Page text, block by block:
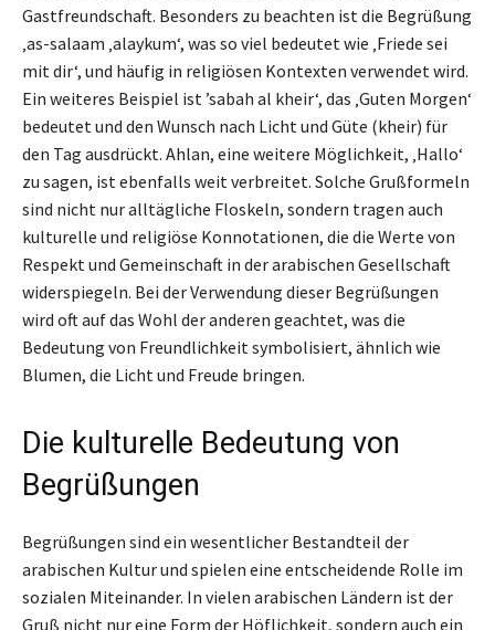
Gastfreundschaft. Besonders zu beachten ist die Begrüßung
‚as-salaam ‚alaykum‘, was so viel bedeutet wie ‚Friede sei
mit dir‘, und häufig in religiösen Kontexten verwendet wird.
Ein weiteres Beispiel ist ’sabah al kheir‘, das ‚Guten Morgen‘
bedeutet und den Wunsch nach Licht und Güte (kheir) für
den Tag ausdrückt. Ahlan, eine weitere Möglichkeit, ‚Hallo‘
zu sagen, ist ebenfalls weit verbreitet. Solche Grußformeln
sind nicht nur alltägliche Floskeln, sondern tragen auch
kulturelle und religiöse Konnotationen, die die Werte von
Respekt und Gemeinschaft in der arabischen Gesellschaft
widerspiegeln. Bei der Verwendung dieser Begrüßungen
wird oft auf das Wohl der anderen geachtet, was die
Bedeutung von Freundlichkeit symbolisiert, ähnlich wie
Blumen, die Licht und Freude bringen.
Die kulturelle Bedeutung von
Begrüßungen
Begrüßungen sind ein wesentlicher Bestandteil der
arabischen Kultur und spielen eine entscheidende Rolle im
sozialen Miteinander. In vielen arabischen Ländern ist der
Gruß nicht nur eine Form der Höflichkeit, sondern auch ein